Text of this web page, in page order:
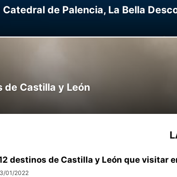
de Palencia, La Bella
de Castilla y León
destinos de Castilla y León que visitar
01/2022